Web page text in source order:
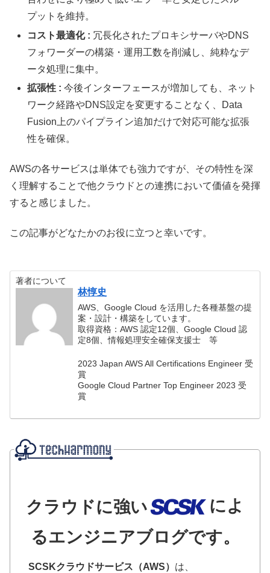
プットを維持。
コスト最適化 : 冗長化されたプロキシサーバやDNS
フォワーダーの構築・運用工数を削減し、純粋なデ
ータ処理に集中。
拡張性 : 今後インターフェースが増加しても、ネット
ワーク経路やDNS設定を変更することなく、Data
Fusion上のパイプライン追加だけで対応可能な拡張
性を確保。
AWSの各サービスは単体でも強力ですが、その特性を深
く理解することで他クラウドとの連携において価値を発揮
すると感じました。
この記事がどなたかのお役に立つと幸いです。
著者について
林惇史
AWS、Google Cloud を活用した各種基盤の提
案・設計・構築をしています。
取得資格：AWS 認定12個、Google Cloud 認
定8個、情報処理安全確保支援士 等
2023 Japan AWS All Certifications Engineer 受
賞
Google Cloud Partner Top Engineer 2023 受
賞
クラウドに強い
によ
るエンジニアブログです。
SCSKクラウドサービス（AWS） は、